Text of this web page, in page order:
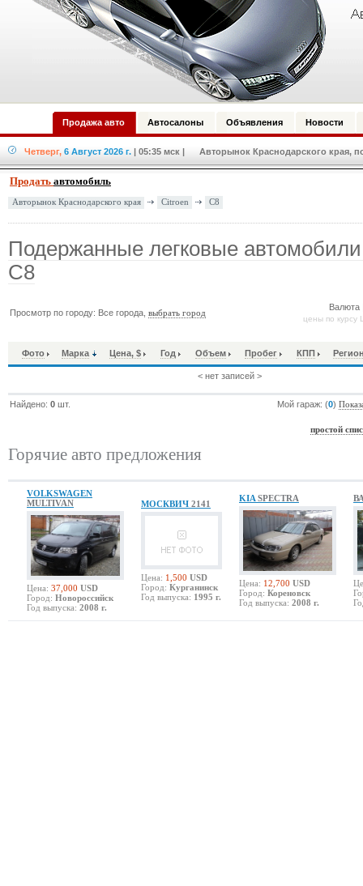
Продажа авто Автосалоны Объявления Новости
Четверг, 6 Август 2026 г. | 05:35 мск | Авторынок Краснодарского края,
Продать автомобиль
Авторынок Краснодарского края Citroen C8
Подержанные легковые
C8
Просмотр по городу: Все города,выбрать город
цены по
Фото Марка Цена, $ Год Объем Пробег КПП
< нет записей >
Найдено:0 шт. Мой гараж: (0)
простой
Горячие авто предложения
VOLKSWAGEN
MULTIVAN
Цена: 37,000 USD
Город: Новороссийск
Год выпуска: 2008 г.
МОСКВИЧ 2141
Цена: 1,500 USD
Город: Курганинск
Год выпуска: 1995 г.
KIA SPECTRA
Цена: 12,700 USD
Город: Кореновск
Год выпуска: 2008 г.